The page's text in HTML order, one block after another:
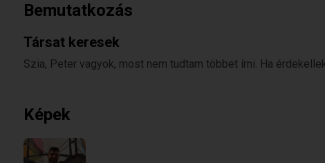
Bemutatkozás
Társat keresek
Szia, Peter vagyok, most nem tudtam többet írni. Ha
Képek